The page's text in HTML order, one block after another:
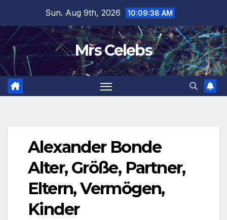
content
Sun. Aug 9th, 2026 10:09:39 AM
Mrs Celebs
Alexander Bonde
Alter, Größe, Partner,
Eltern, Vermögen,
Kinder